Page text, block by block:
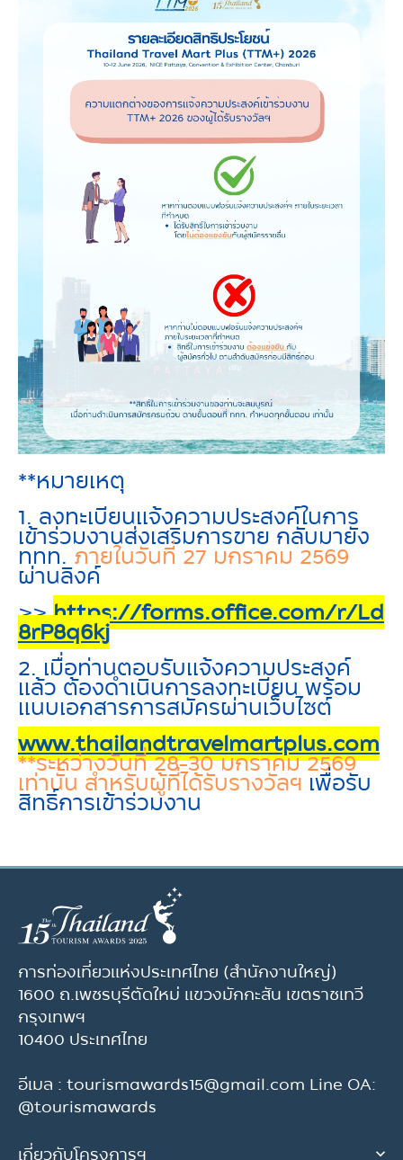
**หมายเหตุ
1. ลงทะเบียนแจ้งความประสงค์ในการ
เข้าร่วมงานส่งเสริมการขาย กลับมายัง
ททท. ภายในวันที่ 27 มกราคม 2569
ผ่านลิงค์
>> https://forms.office.com/r/Ld
8rP8q6kj
2. เมื่อท่านตอบรับแจ้งความประสงค์
แล้ว ต้องดำเนินการลงทะเบียน พร้อม
แนบเอกสารการสมัครผ่านเว็บไซต์
www.thailandtravelmartplus.com
**ระหว่างวันที่ 28-30 มกราคม 2569
เท่านั้น สำหรับผู้ที่ได้รับรางวัลฯ เพื่อรับ
สิทธิ์การเข้าร่วมงาน
การท่องเที่ยวแห่งประเทศไทย (สำนักงานใหญ่)
1600 ถ.เพชรบุรีตัดใหม่ แขวงมักกะสัน เขตราชเทวี
กรุงเทพฯ
10400 ประเทศไทย
อีเมล : tourismawards15@gmail.com Line OA:
@tourismawards
เกี่ยวกับโครงการฯ